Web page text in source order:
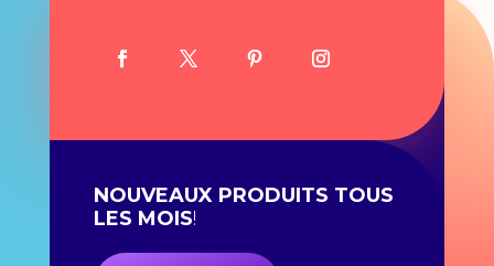
NOUVEAUX PRODUITS TOUS
LES MOIS!